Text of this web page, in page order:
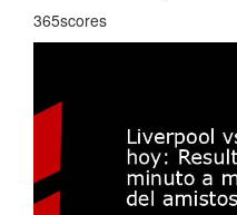
365scores